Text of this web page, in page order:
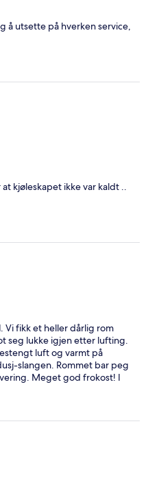
å utsette på hverken service,
kjøleskapet ikke var kaldt ..
Vi fikk et heller dårlig rom
seg lukke igjen etter lufting.
luft og varmt på
slangen. Rommet bar peg
Meget god frokost! I
var drøy!